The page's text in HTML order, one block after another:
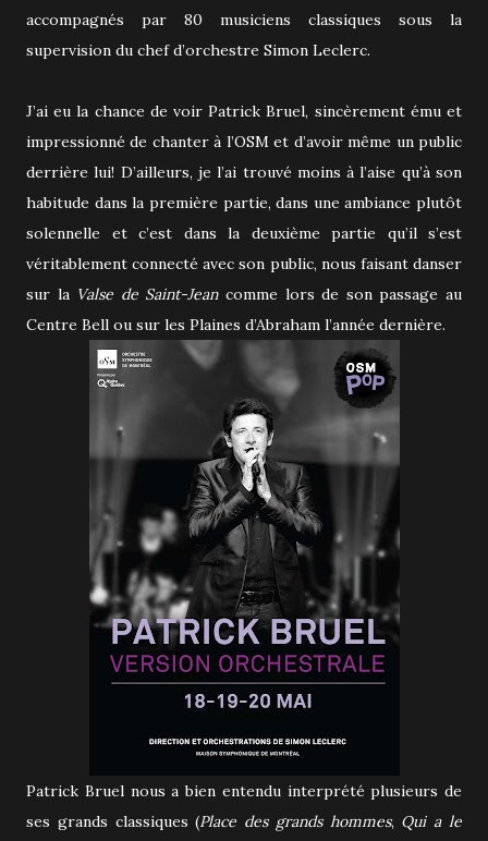
accompagnés par 80 musiciens classiques sous la
supervision du chef d’orchestre Simon Leclerc.
J’ai eu la chance de voir Patrick Bruel, sincèrement ému et
impressionné de chanter à l’OSM et d’avoir même un public
derrière lui! D’ailleurs, je l’ai trouvé moins à l’aise qu’à son
habitude dans la première partie, dans une ambiance plutôt
solennelle et c’est dans la deuxième partie qu’il s’est
véritablement connecté avec son public, nous faisant danser
sur la Valse de Saint-Jeancomme lors de son passage au
Centre Bell ou sur les Plaines d’Abraham l’année dernière.
Patrick Bruel nous a bien entendu interprété plusieurs de
ses grands classiques (Place des grands hommes, Qui a le